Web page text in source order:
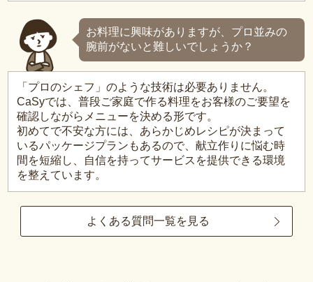
お料理に興味がありますが、プロ並みの
腕前がないと難しいでしょうか？
「プロのシェフ」のような技術は必要ありません。
CaSyでは、普段ご家庭で作る料理をお客様のご要望を
確認しながらメニューを決める形です。
初めてで不安な方には、あらかじめレシピが決まって
いるパッケージプランもあるので、献立作りに悩む時
間を短縮し、自信を持ってサービスを提供できる環境
を整えています。
よくある質問一覧を見る